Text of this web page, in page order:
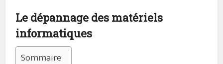
Le dépannage des matériels
informatiques
Sommaire